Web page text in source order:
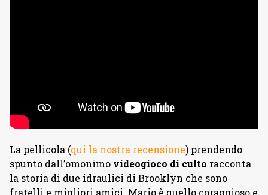
La pellicola (qui la nostra recensione) prendendo
spunto dall’omonimo videogioco di culto racconta
la storia di due idraulici di Brooklyn che sono